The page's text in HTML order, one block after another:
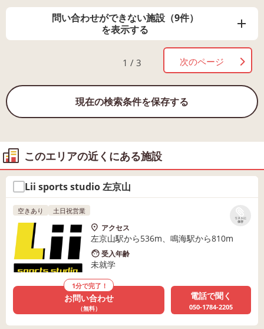
問い合わせができない施設（9件）
を表示する
1 / 3 次のページ
現在の検索条件を保存する
このエリアの近くにある施設
Lii sports studio 左京山
リストに
保存
空きあり 土日祝営業
アクセス
左京山駅から536m、鳴海駅から810m
受入年齢
未就学
1分で完了！
お問い合わせ
（無料）
電話で聞く
050-1784-2205